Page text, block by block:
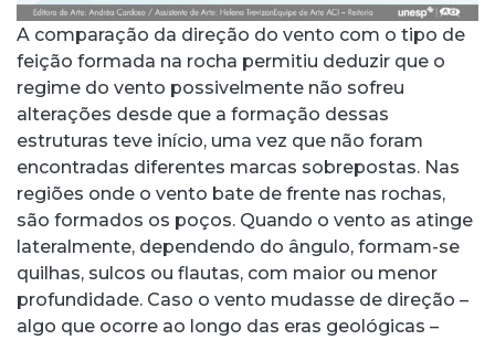
A comparação da direção do vento com o tipo de
feição formada na rocha permitiu deduzir que o
regime do vento possivelmente não sofreu
alterações desde que a formação dessas
estruturas teve início, uma vez que não foram
encontradas diferentes marcas sobrepostas. Nas
regiões onde o vento bate de frente nas rochas,
são formados os poços. Quando o vento as atinge
lateralmente, dependendo do ângulo, formam-se
quilhas, sulcos ou flautas, com maior ou menor
profundidade. Caso o vento mudasse de direção –
algo que ocorre ao longo das eras geológicas –